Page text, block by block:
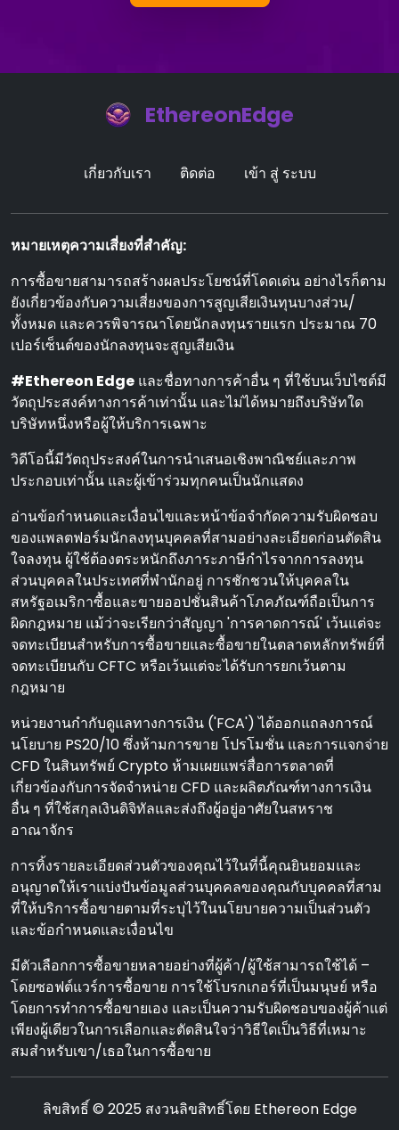
EthereonEdge
เกี่ยวกับเรา ติดต่อ เข้า สู่ ระบบ
หมายเหตุความเสี่ยงที่สําคัญ:
การซื้อขายสามารถสร้างผลประโยชน์ที่โดดเด่น อย่างไรก็ตาม
ยังเกี่ยวข้องกับความเสี่ยงของการสูญเสียเงินทุนบางส่วน/
ทั้งหมด และควรพิจารณาโดยนักลงทุนรายแรก ประมาณ 70
เปอร์เซ็นต์ของนักลงทุนจะสูญเสียเงิน
#Ethereon Edge และชื่อทางการค้าอื่น ๆ ที่ใช้บนเว็บไซต์มี
วัตถุประสงค์ทางการค้าเท่านั้น และไม่ได้หมายถึงบริษัทใด
บริษัทหนึ่งหรือผู้ให้บริการเฉพาะ
วิดีโอนี้มีวัตถุประสงค์ในการนําเสนอเชิงพาณิชย์และภาพ
ประกอบเท่านั้น และผู้เข้าร่วมทุกคนเป็นนักแสดง
อ่านข้อกําหนดและเงื่อนไขและหน้าข้อจํากัดความรับผิดชอบ
ของแพลตฟอร์มนักลงทุนบุคคลที่สามอย่างละเอียดก่อนตัดสิน
ใจลงทุน ผู้ใช้ต้องตระหนักถึงภาระภาษีกําไรจากการลงทุน
ส่วนบุคคลในประเทศที่พํานักอยู่ การชักชวนให้บุคคลใน
สหรัฐอเมริกาซื้อและขายออปชั่นสินค้าโภคภัณฑ์ถือเป็นการ
ผิดกฎหมาย แม้ว่าจะเรียกว่าสัญญา 'การคาดการณ์' เว้นแต่จะ
จดทะเบียนสําหรับการซื้อขายและซื้อขายในตลาดหลักทรัพย์ที่
จดทะเบียนกับ CFTC หรือเว้นแต่จะได้รับการยกเว้นตาม
กฎหมาย
หน่วยงานกํากับดูแลทางการเงิน ('FCA') ได้ออกแถลงการณ์
นโยบาย PS20/10 ซึ่งห้ามการขาย โปรโมชั่น และการแจกจ่าย
CFD ในสินทรัพย์ Crypto ห้ามเผยแพร่สื่อการตลาดที่
เกี่ยวข้องกับการจัดจําหน่าย CFD และผลิตภัณฑ์ทางการเงิน
อื่น ๆ ที่ใช้สกุลเงินดิจิทัลและส่งถึงผู้อยู่อาศัยในสหราช
อาณาจักร
การทิ้งรายละเอียดส่วนตัวของคุณไว้ในที่นี้คุณยินยอมและ
อนุญาตให้เราแบ่งปันข้อมูลส่วนบุคคลของคุณกับบุคคลที่สาม
ที่ให้บริการซื้อขายตามที่ระบุไว้ในนโยบายความเป็นส่วนตัว
และข้อกําหนดและเงื่อนไข
มีตัวเลือกการซื้อขายหลายอย่างที่ผู้ค้า/ผู้ใช้สามารถใช้ได้ –
โดยซอฟต์แวร์การซื้อขาย การใช้โบรกเกอร์ที่เป็นมนุษย์ หรือ
โดยการทําการซื้อขายเอง และเป็นความรับผิดชอบของผู้ค้าแต่
เพียงผู้เดียวในการเลือกและตัดสินใจว่าวิธีใดเป็นวิธีที่เหมาะ
สมสําหรับเขา/เธอในการซื้อขาย
ลิขสิทธิ์ © 2025 สงวนลิขสิทธิ์โดย Ethereon Edge